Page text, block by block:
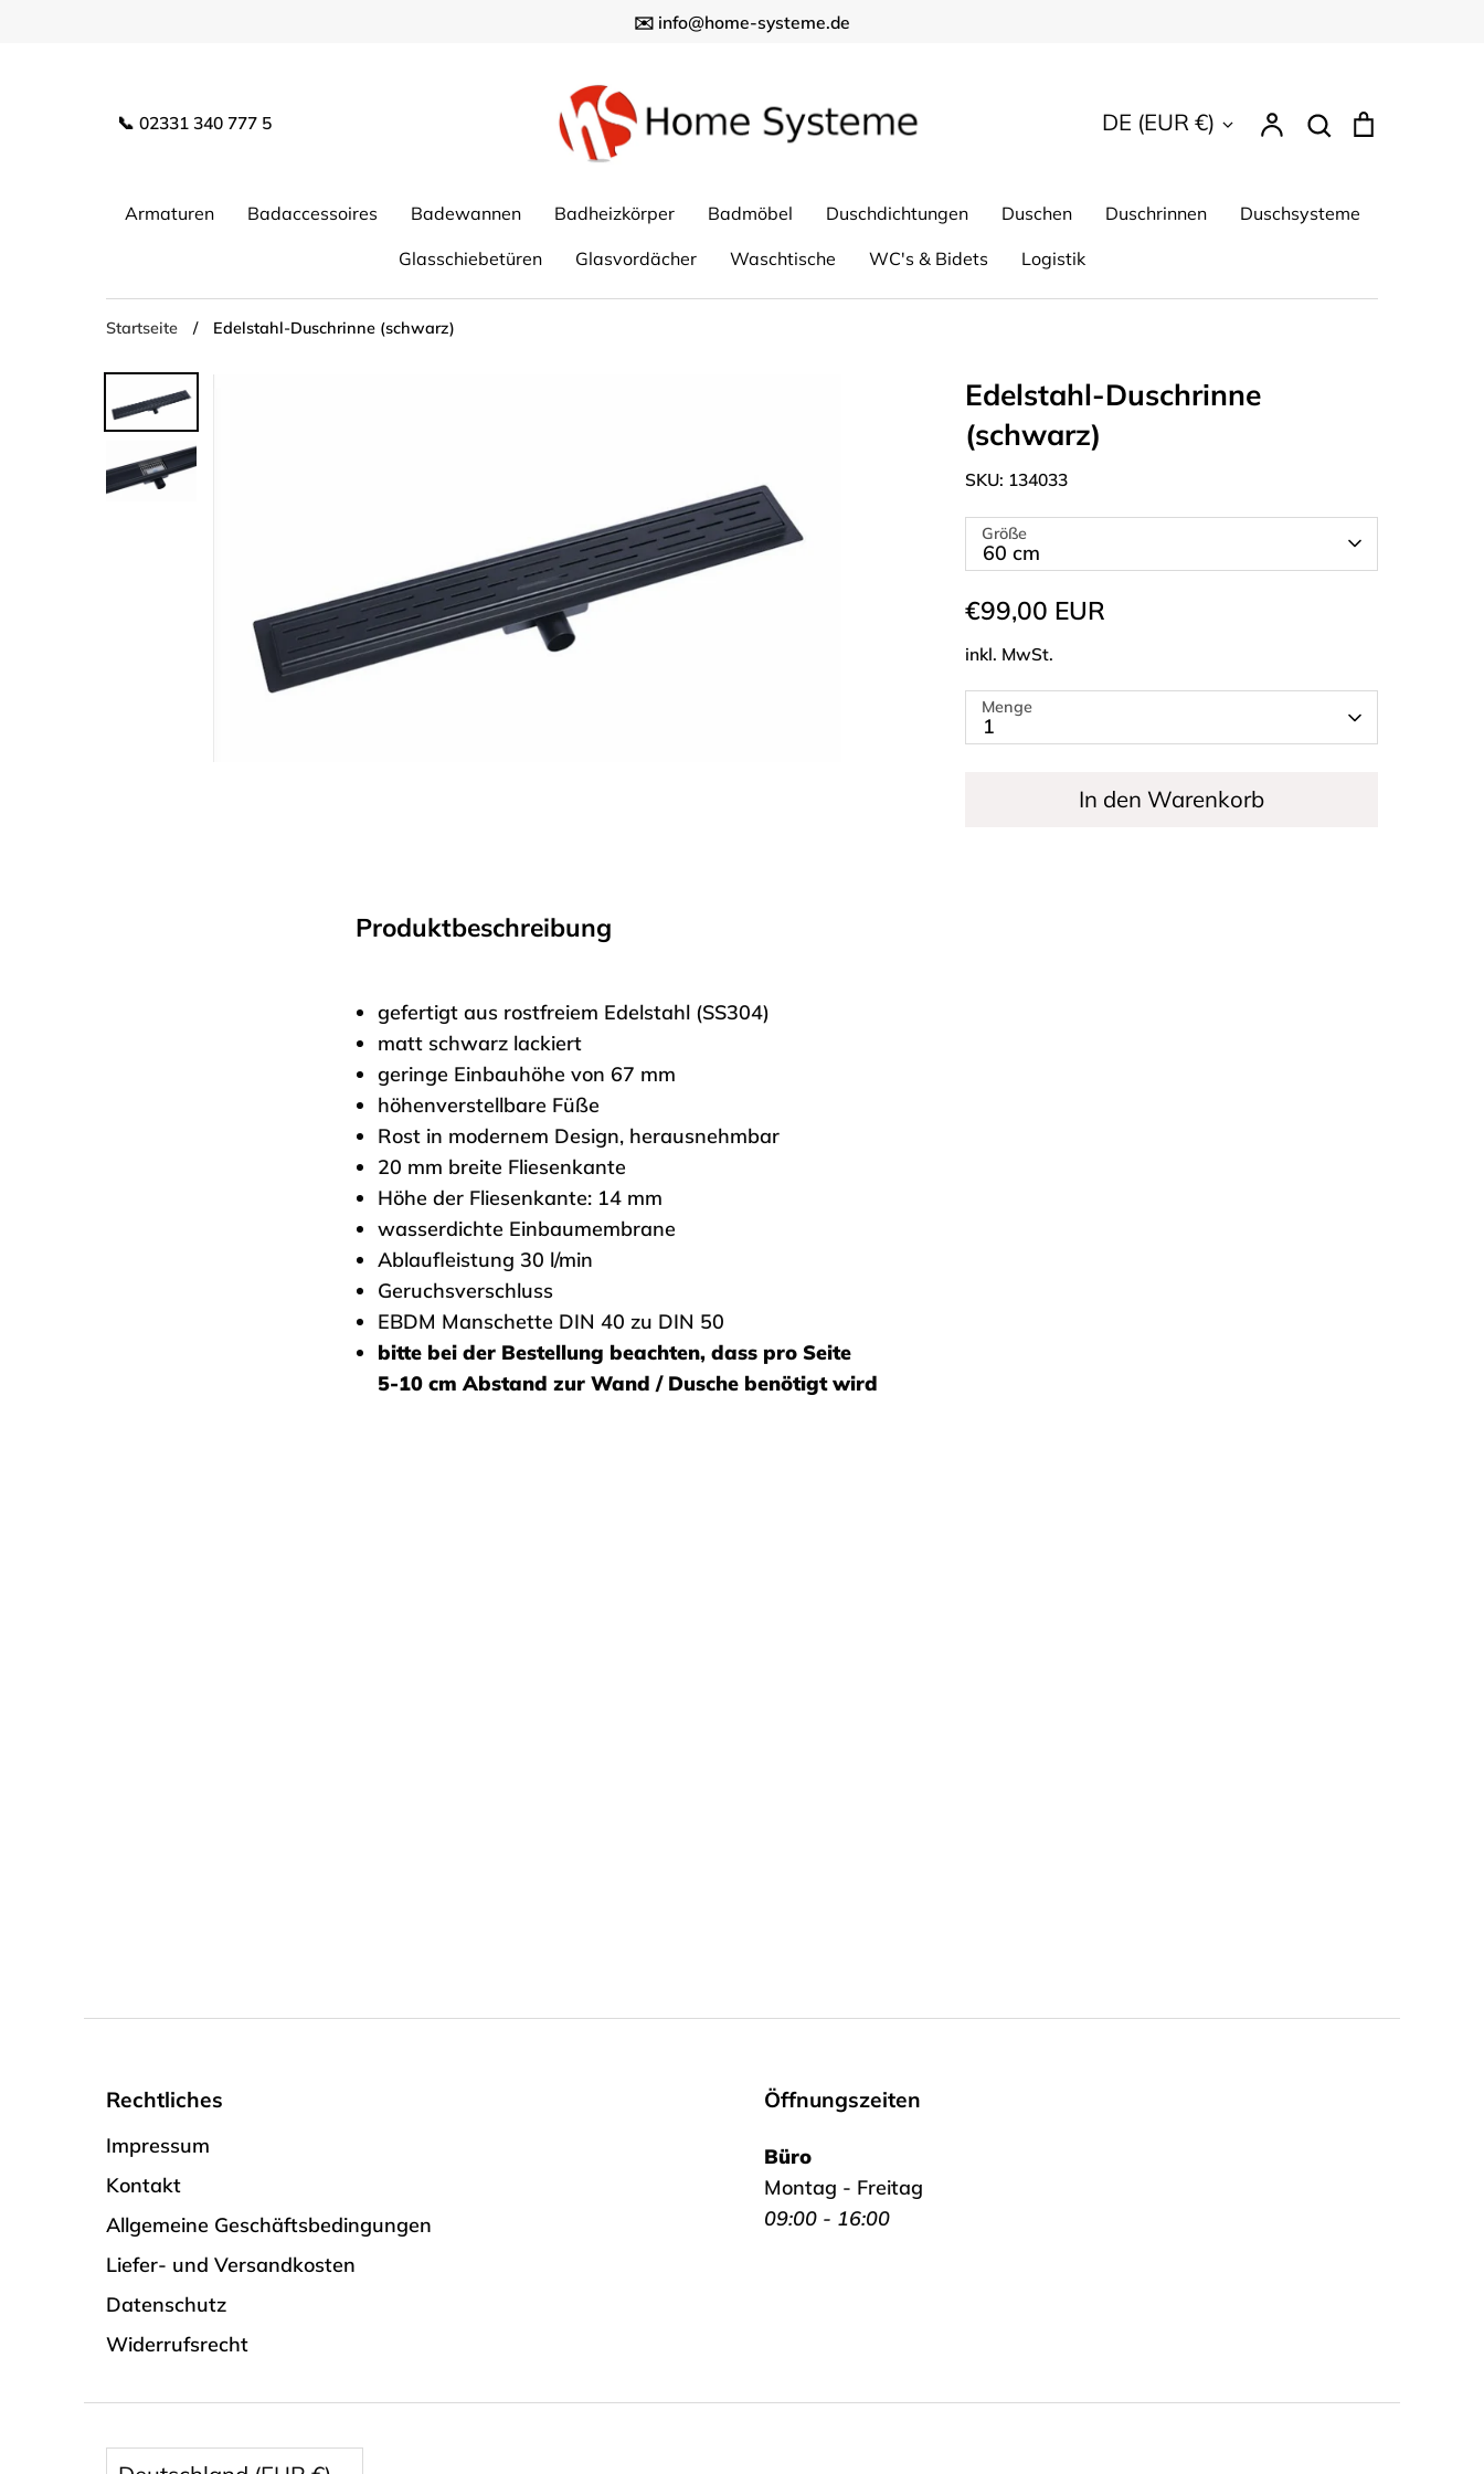
✉️ info@home-systeme.de
📞 02331 340 777 5 Währung
DE (EUR €) AccountSuchen
Armaturen Badaccessoires Badewannen Badheizkörper Badmöbel Duschdichtungen Duschen Duschrinnen Duschsysteme
Glasschiebetüren Glasvordächer Waschtische WC's & Bidets Logistik
Startseite / Edelstahl-Duschrinne (schwarz)
Edelstahl-Duschrinne
(schwarz)
SKU: 134033
Größe
60 cm
€99,00 EUR
inkl. MwSt.
Menge
1
In den Warenkorb
Produktbeschreibung
gefertigt aus rostfreiem Edelstahl (SS304)
matt schwarz lackiert
geringe Einbauhöhe von 67 mm
höhenverstellbare Füße
Rost in modernem Design, herausnehmbar
20 mm breite Fliesenkante
Höhe der Fliesenkante: 14 mm
wasserdichte Einbaumembrane
Ablaufleistung 30 l/min
Geruchsverschluss
EBDM Manschette DIN 40 zu DIN 50
bitte bei der Bestellung beachten, dass pro Seite
5-10 cm Abstand zur Wand / Dusche benötigt wird
Rechtliches
Impressum
Kontakt
Allgemeine Geschäftsbedingungen
Liefer- und Versandkosten
Datenschutz
Widerrufsrecht
Öffnungszeiten
Büro
Montag - Freitag
09:00 - 16:00
Währung